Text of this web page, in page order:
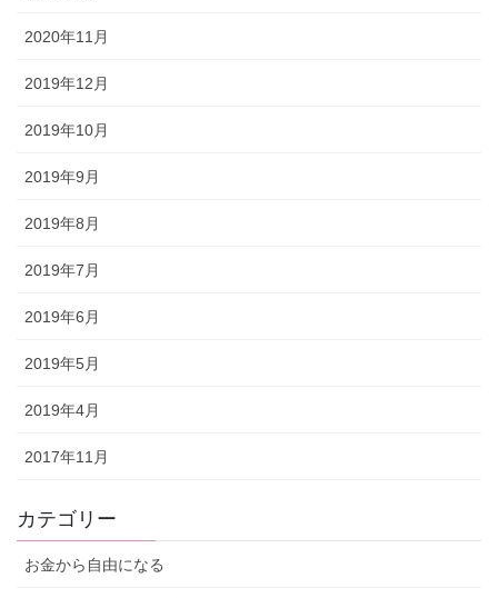
2020年11月
2019年12月
2019年10月
2019年9月
2019年8月
2019年7月
2019年6月
2019年5月
2019年4月
2017年11月
カテゴリー
お金から自由になる